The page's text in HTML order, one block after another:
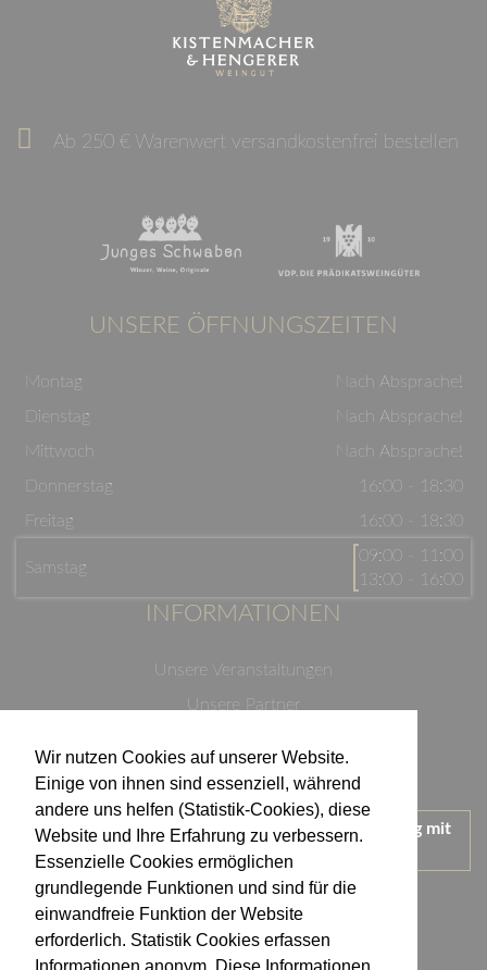
Wir nutzen Cookies auf unserer Website.
Einige von ihnen sind essenziell, während
andere uns helfen (Statistik-Cookies), diese
Website und Ihre Erfahrung zu verbessern.
Essenzielle Cookies ermöglichen
grundlegende Funktionen und sind für die
einwandfreie Funktion der Website
erforderlich. Statistik Cookies erfassen
Ab 250 € Warenwert versandkostenfrei bestellen
UNSERE ÖFFNUNGSZEITEN
Montag
Nach Absprache!
Dienstag
Nach Absprache!
Mittwoch
Nach Absprache!
Donnerstag
16:00 - 18:30
Freitag
16:00 - 18:30
Samstag
09:00 - 11:00
13:00 - 16:00
INFORMATIONEN
Unsere Veranstaltungen
Unsere Partner
Impressum
Wir treten für einen verantwortungsvollen Umgang mit
Alkohol ein.
KONTAKT
Weingut Kistenmacher & Hengerer